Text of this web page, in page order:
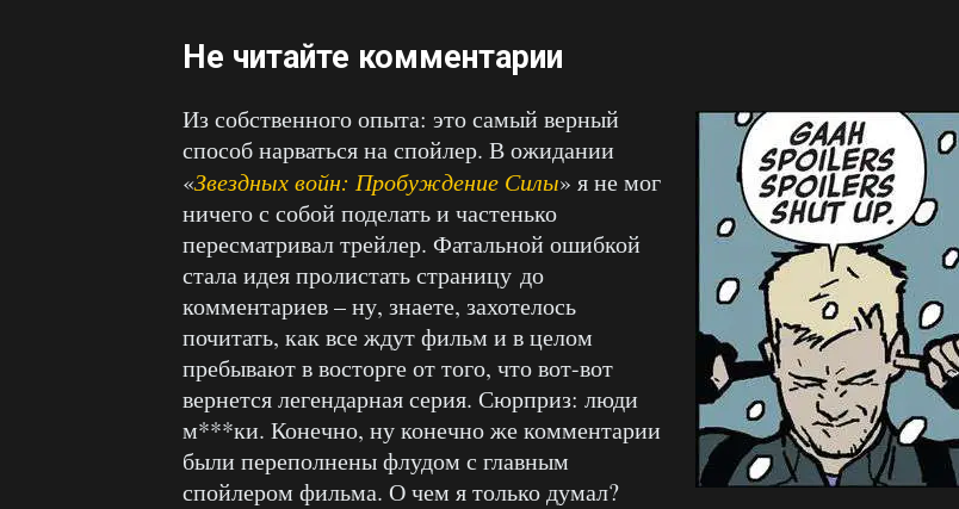
Не читайте комментарии
Из собственного опыта: это самый верный
способ нарваться на спойлер. В ожидании
«Звездных войн: Пробуждение Силы» я не мог
ничего с собой поделать и частенько
пересматривал трейлер. Фатальной ошибкой
стала идея пролистать страницу до
комментариев – ну, знаете, захотелось
почитать, как все ждут фильм и в целом
пребывают в восторге от того, что вот-вот
вернется легендарная серия. Сюрприз: люди
м***ки. Конечно, ну конечно же комментарии
были переполнены флудом с главным
спойлером фильма. О чем я только думал?